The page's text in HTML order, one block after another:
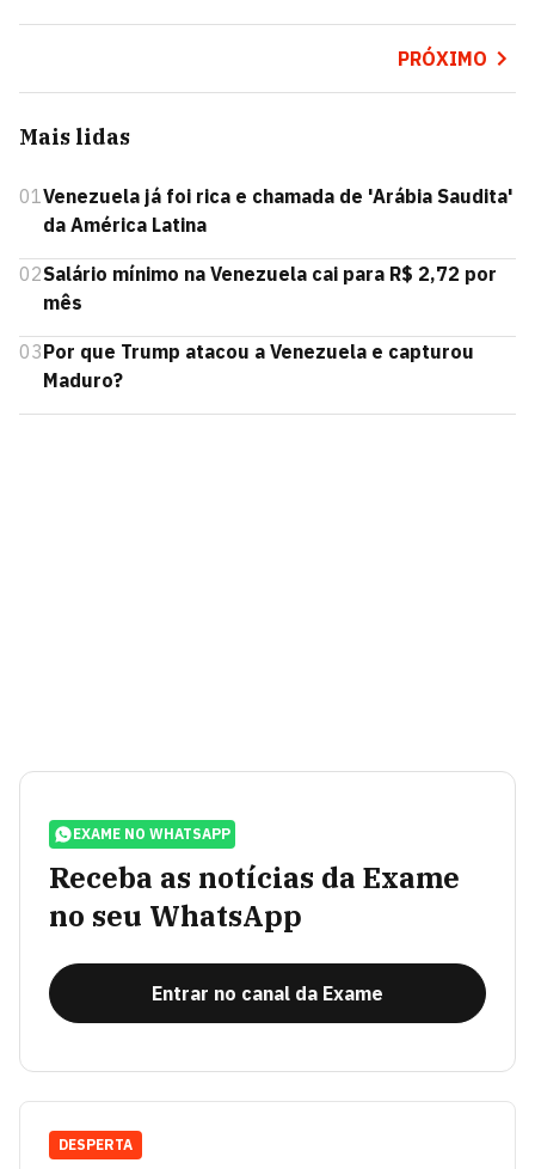
PRÓXIMO
Mais lidas
01Venezuela já foi rica e chamada de 'Arábia Saudita'
da América Latina
02Salário mínimo na Venezuela cai para R$ 2,72 por
mês
03Por que Trump atacou a Venezuela e capturou
Maduro?
EXAME NO WHATSAPP
Receba as notícias da Exame
no seu WhatsApp
Entrar no canal da Exame
DESPERTA